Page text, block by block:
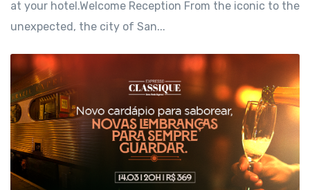
at your hotel.Welcome Reception From the iconic to the
unexpected, the city of San...